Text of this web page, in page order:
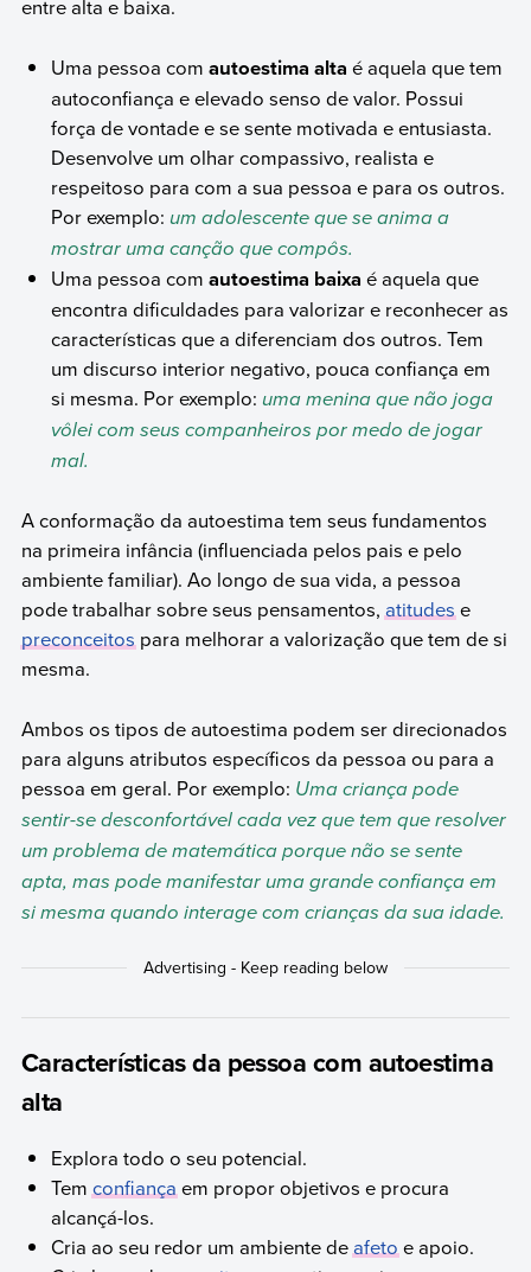
entre alta e baixa.
Uma pessoa comautoestima altaé aquela que tem
autoconfiança e elevado senso de valor. Possui
força de vontade e se sente motivada e entusiasta.
Desenvolve um olhar compassivo, realista e
respeitoso para com a sua pessoa e para os outros.
Por exemplo: um adolescente que se anima a
mostrar uma canção que compôs.
Uma pessoa comautoestima baixa é aquela que
encontra dificuldades para valorizar e reconhecer as
características que a diferenciam dos outros. Tem
um discurso interior negativo, pouca confiança em
si mesma. Por exemplo: uma menina que não joga
vôlei com seus companheiros por medo de jogar
mal.
A conformação da autoestima tem seus fundamentos
na primeira infância (influenciada pelos pais e pelo
ambiente familiar). Ao longo de sua vida, a pessoa
pode trabalhar sobre seus pensamentos,atitudese
preconceitospara melhorar a valorização que tem de si
mesma.
Ambos os tipos de autoestima podem ser direcionados
para alguns atributos específicos da pessoa ou para a
pessoa em geral. Por exemplo: Uma criança pode
sentir-se desconfortável cada vez que tem que resolver
um problema de matemática porque não se sente
apta, mas pode manifestar uma grande confiança em
si mesma quando interage com crianças da sua idade.
Características da pessoa com autoestima
alta
Explora todo o seu potencial.
Temconfiança em propor objetivos e procura
alcançá-los.
Cria ao seu redor um ambiente deafeto e apoio.